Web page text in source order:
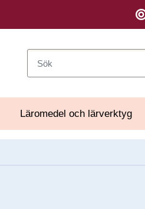
Läromedel och lärverktyg